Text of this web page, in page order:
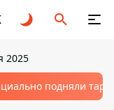
2025
подняли